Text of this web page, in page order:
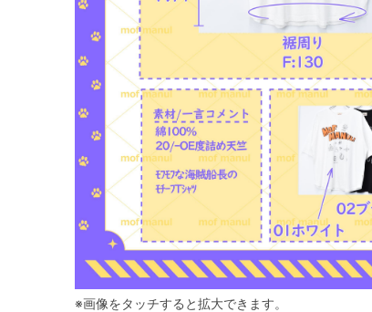
※画像をタッチすると拡大できます。